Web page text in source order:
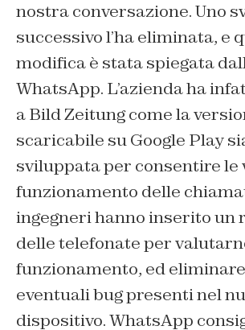
nostra conversazione. Uno
successivo l’ha eliminata, e
modifica è stata spiegata
WhatsApp. L’azienda ha
a Bild Zeitung come la
scaricabile su Google Play
sviluppata per consentire le
funzionamento delle
ingegneri hanno inserito un
delle telefonate per
funzionamento, ed
eventuali bug presenti nel
dispositivo. WhatsApp